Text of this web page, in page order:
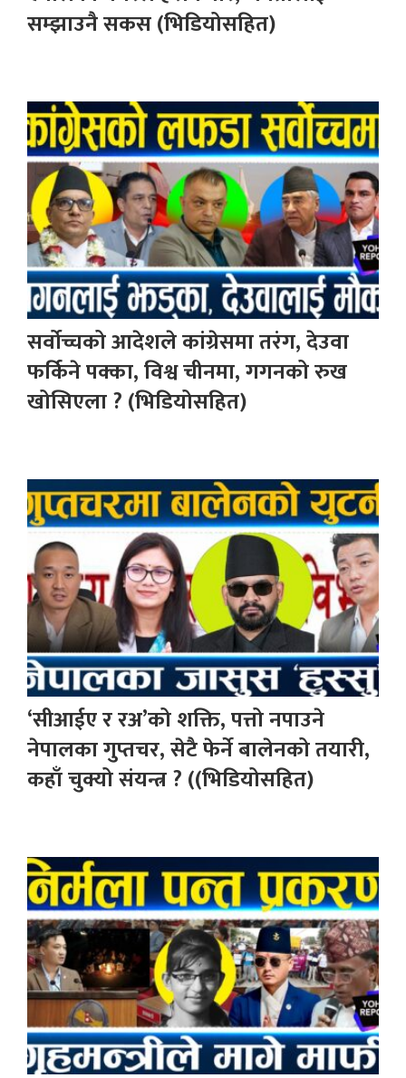
सम्झाउनै सकस (भिडियोसहित)
सर्वोच्चको आदेशले कांग्रेसमा तरंग, देउवा
फर्किने पक्का, विश्व चीनमा, गगनको रुख
खोसिएला ? (भिडियोसहित)
‘सीआईए र रअ’को शक्ति, पत्तो नपाउने
नेपालका गुप्तचर, सेटै फेर्ने बालेनको तयारी,
कहाँ चुक्यो संयन्त्र ? ((भिडियोसहित)